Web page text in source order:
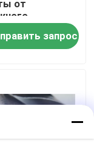
от
запрос